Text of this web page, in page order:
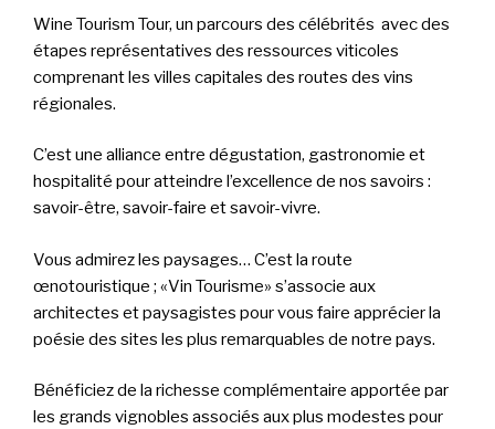
Wine Tourism Tour, un parcours des célébrités avec des
étapes représentatives des ressources viticoles
comprenant les villes capitales des routes des vins
régionales.
C’est une alliance entre dégustation, gastronomie et
hospitalité pour atteindre l’excellence de nos savoirs :
savoir-être, savoir-faire et savoir-vivre.
Vous admirez les paysages… C’est la route
œnotouristique ; «Vin Tourisme» s’associe aux
architectes et paysagistes pour vous faire apprécier la
poésie des sites les plus remarquables de notre pays.
Bénéficiez de la richesse complémentaire apportée par
les grands vignobles associés aux plus modestes pour